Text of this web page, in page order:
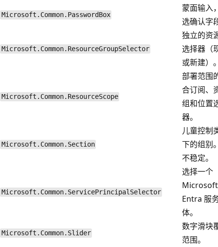
Microsoft.Common.PasswordBox
蒙面输入
选确认字
Microsoft.Common.ResourceGroupSelector
独立的资
选择器（
或新建）
Microsoft.Common.ResourceScope
部署范围
合订阅、
组和位置
器。
Microsoft.Common.Section
儿童控制
下的组别
不稳定。
Microsoft.Common.ServicePrincipalSelector
选择一个
Microsoft
Entra 服
体。
Microsoft.Common.Slider
数字滑块
范围。